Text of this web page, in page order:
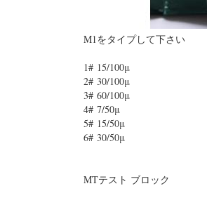
M1をタイプして
1# 15/100μ
2# 30/100μ
3# 60/100μ
4# 7/50μ
5# 15/50μ
6# 30/50μ
MTテスト ブロック